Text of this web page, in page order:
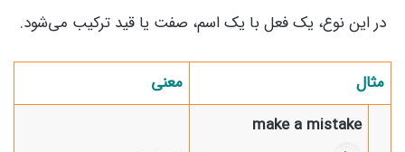
در این نوع، یک فعل با یک اسم، صفت یا قید ترکیب می‌شود.
مثال معنی
make a mistake